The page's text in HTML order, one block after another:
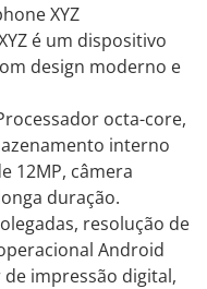
XYZ
é um dispositivo
design moderno e
octa-core,
interno
12MP, câmera
duração.
resolução de
Android
impressão digital,